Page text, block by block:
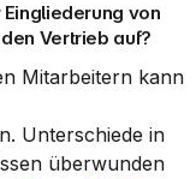
von
Vertrieb auf?
Mitarbeitern kann
Unterschiede in
überwunden